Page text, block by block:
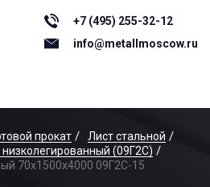
+7 (495) 255-32-12
info@metallmoscow.ru
прокат
Лист стальной
низколегированный (09Г2С)
70x1500x4000 09Г2С-15